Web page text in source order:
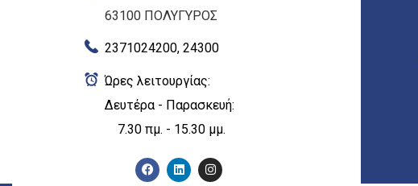
63100 ΠΟΛΥΓΥΡΟΣ
2371024200, 24300
Ώρες λειτουργίας:
Δευτέρα - Παρασκευή:
7.30 πμ. - 15.30 μμ.